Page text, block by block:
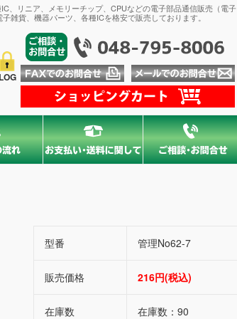
、リニア、メモリーチップ、CPUなどの電子部品通信販売（電子
雑貨、機器パーツ、各種ICを格安で販売しております。
LOG
型番 管理No62-7
販売価格 216円(税込)
在庫数 在庫数：90